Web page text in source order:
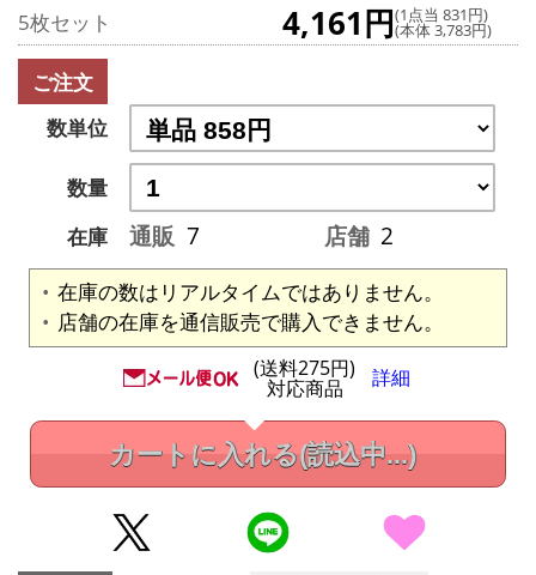
5枚セット 4,161円(1点当 831円)
(本体 3,783円)
ご注文
数単位
数量
在庫
通販 7 店舗 2
在庫の数はリアルタイムではありません。
店舗の在庫を通信販売で購入できません。
(送料275円)
対応商品 詳細
カートに入れる(読込中...)